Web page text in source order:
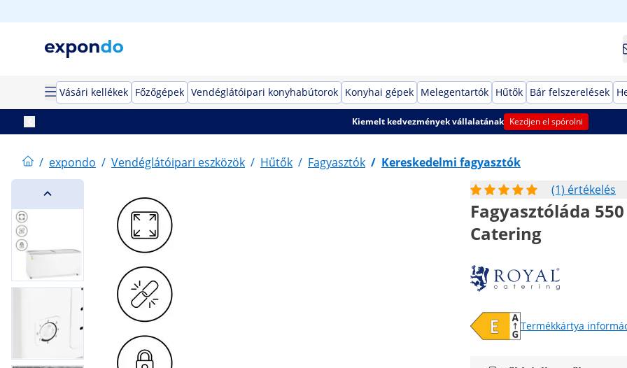
Vásári kellékek Főzőgépek Vendéglátóipari konyhabútorok Konyhai gépek Melegentartók Hűtők Bár felszerelések
Kiemelt kedvezmények vállalatának Kezdjen el spórolni
/ expondo / Vendéglátóipari eszközök / Hűtők / Fagyasztók / Kereskedelmi fagyasztók
(1) értékelés
Fagyasztóláda
Catering
Termékkártya